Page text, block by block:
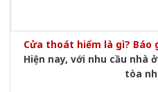
Cửa thoát hiểm là gì?
Hiện nay, với nhu cầu nhà
tòa